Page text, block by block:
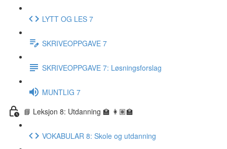
LYTT OG LES 7
SKRIVEOPPGAVE 7
SKRIVEOPPGAVE 7: Løsningsforslag
MUNTLIG 7
📘 Leksjon 8: Utdanning 🏫 👩🏽‍🏫
VOKABULAR 8: Skole og utdanning